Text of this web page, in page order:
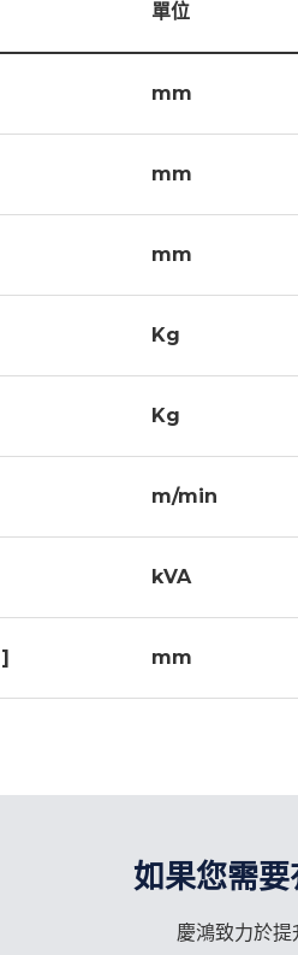
單位
mm
mm
mm
Kg
Kg
m/min
kVA
mm
如果您需
慶鴻致力於